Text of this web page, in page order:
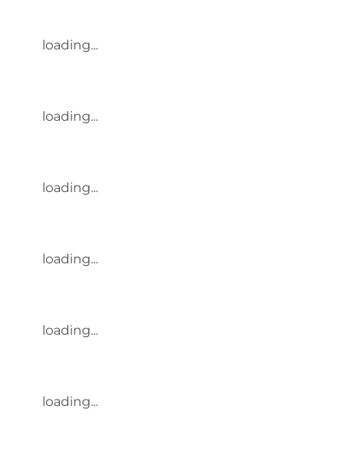
loading...
loading...
loading...
loading...
loading...
loading...